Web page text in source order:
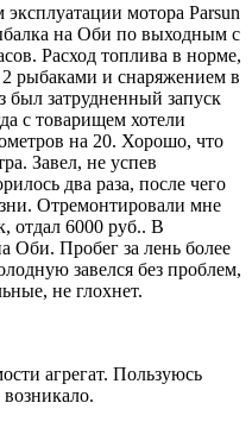
мотора Parsun
на Оби по выходным с
Расход топлива в норме,
рыбаками и снаряжением в
был затрудненный запуск
с товарищем хотели
на 20. Хорошо, что
Завел, не успев
два раза, после чего
Отремонтировали мне
отдал 6000 руб.. В
Оби. Пробег за лень более
завелся без проблем,
не глохнет.
агрегат. Пользуюсь